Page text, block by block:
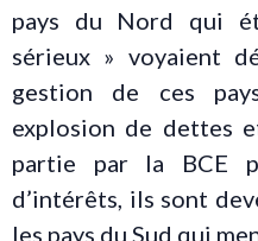
pays du Nord qui
sérieux » voyaient
gestion de ces
explosion de dettes
partie par la BCE
d’intérêts, ils sont
les pays du Sud qui